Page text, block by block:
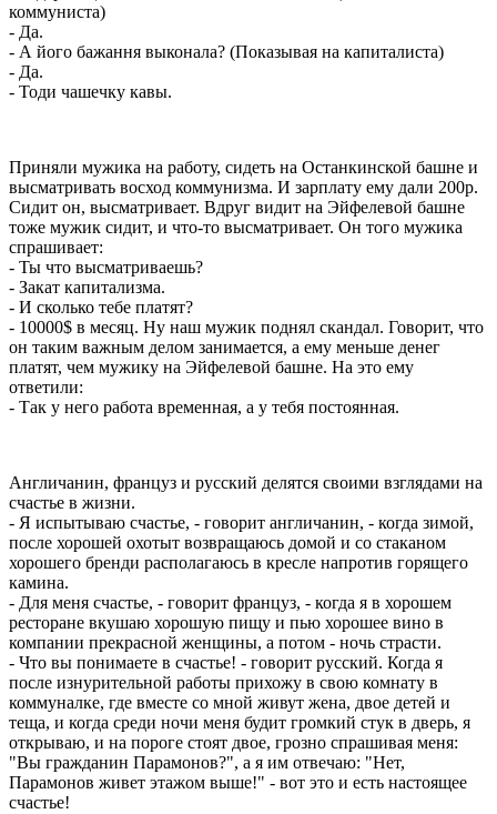
коммуниста)
- Да.
- А його бажання выконала? (Показывая на капиталиста)
- Да.
- Тоди чашечку кавы.
Приняли мужика на работу, сидеть на Останкинской башне и
высматривать восход коммунизма. И зарплату ему дали 200р.
Сидит он, высматривает. Вдруг видит на Эйфелевой башне
тоже мужик сидит, и что-то высматривает. Он того мужика
спрашивает:
- Ты что высматриваешь?
- Закат капитализма.
- И сколько тебе платят?
- 10000$ в месяц. Ну наш мужик поднял скандал. Говорит, что
он таким важным делом занимается, а ему меньше денег
платят, чем мужику на Эйфелевой башне. На это ему
ответили:
- Так у него работа временная, а у тебя постоянная.
Англичанин, француз и русский делятся своими взглядами на
счастье в жизни.
- Я испытываю счастье, - говорит англичанин, - когда зимой,
после хорошей охотыт возвращаюсь домой и со стаканом
хорошего бренди располагаюсь в кресле напротив горящего
камина.
- Для меня счастье, - говорит француз, - когда я в хорошем
ресторане вкушаю хорошую пищу и пью хорошее вино в
компании прекрасной женщины, а потом - ночь страсти.
- Что вы понимаете в счастье! - говорит русский. Когда я
после изнурительной работы прихожу в свою комнату в
коммуналке, где вместе со мной живут жена, двое детей и
теща, и когда среди ночи меня будит громкий стук в дверь, я
открываю, и на пороге стоят двое, грозно спрашивая меня:
"Вы гражданин Парамонов?", а я им отвечаю: "Нет,
Парамонов живет этажом выше!" - вот это и есть настоящее
счастье!